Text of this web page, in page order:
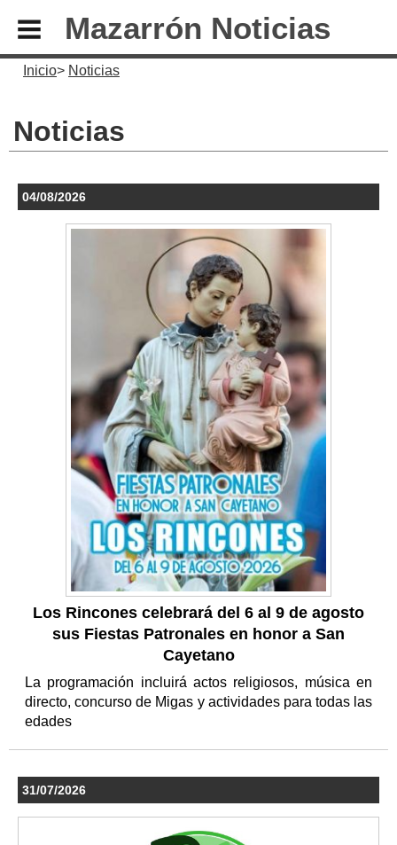
Mazarrón Noticias
Inicio Noticias
Noticias
04/08/2026
Los Rincones celebrará del 6 al 9 de agosto
sus Fiestas Patronales en honor a San
Cayetano
La programación incluirá actos religiosos, música en
directo, concurso de Migas y actividades para todas las
edades
31/07/2026